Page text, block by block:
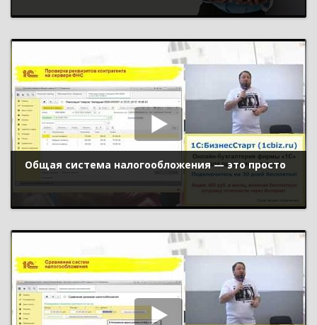
Общая система налогообложения — это просто